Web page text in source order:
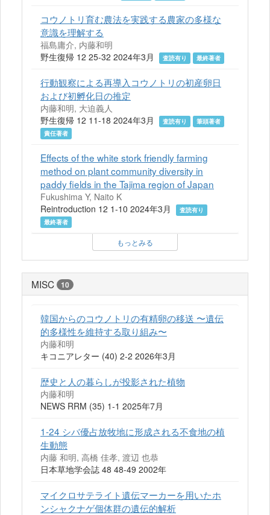
コウノトリ育む農法を実践する農家の多様な
意識を理解する
福島庸介, 内藤和明
野生復帰 12 25-32 2024年3月
査読有り 最終著者
行動観察による再導入コウノトリの初産卵日
および初孵化日の推定
内藤和明, 大迫義人
野生復帰 12 11-18 2024年3月
査読有り
筆頭著者
責任著者
Effects of the white stork friendly farming
method on plant community diversity in
paddy fields in the Tajima region of Japan
Fukushima Y, Naito K
Reintroduction 12 1-10 2024年3月
査読有り
最終著者
もっとみる
MISC 10
韓国からのコウノトリの有精卵の移送 〜遺伝
的多様性を維持する取り組み〜
内藤和明
キコニアレター (40) 2-2 2026年3月
歴史と人の暮らしが投影された植物
内藤和明
NEWS RRM (35) 1-1 2025年7月
1-24 シバ優占放牧地に形成される不食地の植
生動態
内藤 和明, 高橋 佳孝, 渡辺 也恭
日本草地学会誌 48 48-49 2002年
マイクロサテライト遺伝マーカーを用いたホ
ンシャクナゲ個体群の遺伝的解析